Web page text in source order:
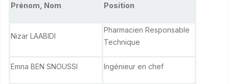
Prénom, Nom Position
Nizar LAABIDI
Pharmacien Responsable
Technique
Emna BEN SNOUSSI Ingénieur en chef